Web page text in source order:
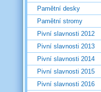
Pamětní desky
Pamětní stromy
Pivní slavnosti 2012
Pivní slavnosti 2013
Pivní slavnosti 2014
Pivní slavnosti 2015
Pivní slavnosti 2016